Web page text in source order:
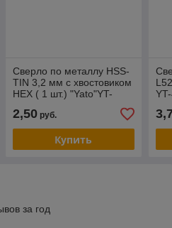
Сверло по металлу HSS-
TIN 3,2 мм с хвостовиком
HEX ( 1 шт.) "Yato"YT-
2,50руб.
Купить
за год